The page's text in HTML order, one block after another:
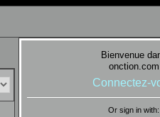
Bienvenue
onction.com
Connectez-
Or sign in with: